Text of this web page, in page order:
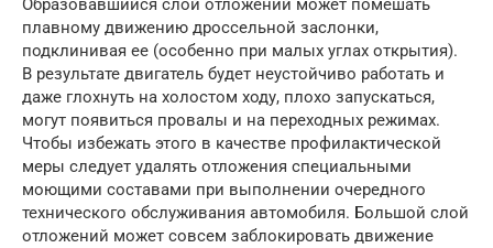
Образовавшийся слой отложений может помешать
плавному движению дроссельной заслонки,
подклинивая ее (особенно при малых углах открытия).
В результате двигатель будет неустойчиво работать и
даже глохнуть на холостом ходу, плохо запускаться,
могут появиться провалы и на переходных режимах.
Чтобы избежать этого в качестве профилактической
меры следует удалять отложения специальными
моющими составами при выполнении очередного
технического обслуживания автомобиля. Большой слой
отложений может совсем заблокировать движение